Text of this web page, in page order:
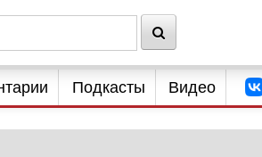
Подкасты Видео